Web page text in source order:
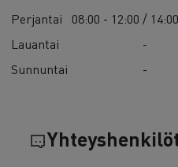
Perjantai
08:00 - 12:00 /
Lauantai
-
Sunnuntai
-